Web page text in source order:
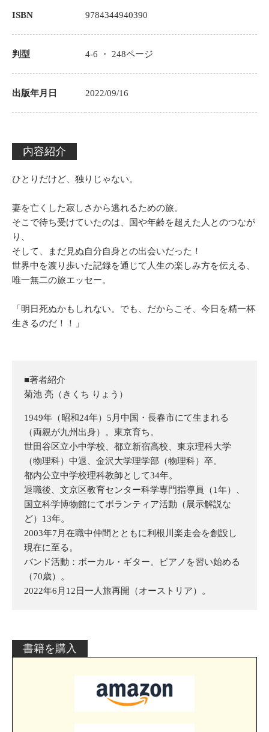
ISBN 9784344940390
判型 4-6 ・ 248ページ
出版年月日 2022/09/16
内容紹介
ひとりだけど、独りじゃない。
妻を亡くした寂しさから逃れるための旅。
そこで待ち受けていたのは、国や年齢を超えた人とのつなが
り、
そして、まだ見ぬ自分自身との出会いだった！
世界中を渡り歩いた記録を通じて人生の楽しみ方を伝える、
唯一無二の旅エッセー。
「明日死ぬかもしれない。でも、だからこそ、今日を精一杯
生きるのだ！！」
■著者紹介
菊池 亮（きくち りょう）
1949年（昭和24年）5月中国・長春市にて生まれる
（両親が九州出身）。東京育ち。
世田谷区立小中学校、都立新宿高校、東京理科大学
（物理科）中退、金沢大学理学部（物理科）卒。
都内公立中学校理科教師として34年。
退職後、文京区教育センター科学専門指導員（1年）、
国立科学博物館にてボランティア活動（展示解説な
ど）13年。
2003年7月在職中仲間とともに利根川楽走会を創設し
現在に至る。
バンド活動：ボーカル・ギター。ピアノを習い始める
（70歳）。
2022年6月12日一人旅再開（オーストリア）。
書籍を購入